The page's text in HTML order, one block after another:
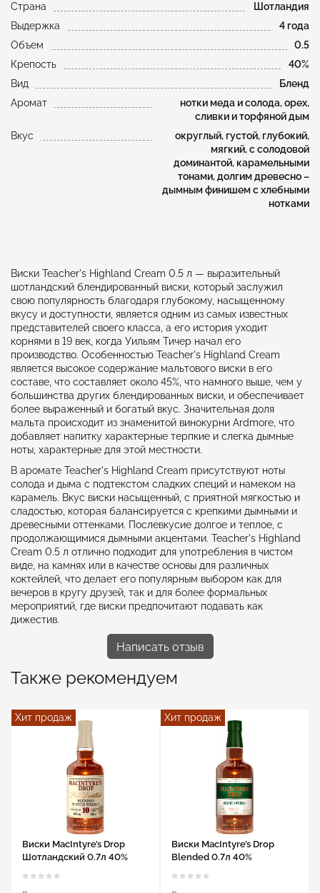
Страна
Шотландия
Выдержка
4 года
Объем
0.5
Крепость
40%
Вид
Бленд
Аромат
нотки меда и солода, орех,
сливки и торфяной дым
Вкус
округлый, густой, глубокий,
мягкий, с солодовой
доминантой, карамельными
тонами, долгим древесно –
дымным финишем с хлебными
нотками
Виски Teacher's Highland Cream 0.5 л — выразительный
шотландский блендированный виски, который заслужил
свою популярность благодаря глубокому, насыщенному
вкусу и доступности, является одним из самых известных
представителей своего класса, а его история уходит
корнями в 19 век, когда Уильям Тичер начал его
производство. Особенностью Teacher's Highland Cream
является высокое содержание мальтового виски в его
составе, что составляет около 45%, что намного выше, чем у
большинства других блендированных виски, и обеспечивает
более выраженный и богатый вкус. Значительная доля
мальта происходит из знаменитой винокурни Ardmore, что
добавляет напитку характерные терпкие и слегка дымные
ноты, характерные для этой местности.
В аромате Teacher's Highland Cream присутствуют ноты
солода и дыма с подтекстом сладких специй и намеком на
карамель. Вкус виски насыщенный, с приятной мягкостью и
сладостью, которая балансируется с крепкими дымными и
древесными оттенками. Послевкусие долгое и теплое, с
продолжающимися дымными акцентами. Teacher's Highland
Cream 0.5 л отлично подходит для употребления в чистом
виде, на камнях или в качестве основы для различных
коктейлей, что делает его популярным выбором как для
вечеров в кругу друзей, так и для более формальных
мероприятий, где виски предпочитают подавать как
дижестив.
Написать отзыв
Также рекомендуем
Хит продаж
Виски MacIntyre’s Drop
Шотландский 0.7л 40%
Хит продаж
Виски MacIntyre’s Drop
Blended 0.7л 40%